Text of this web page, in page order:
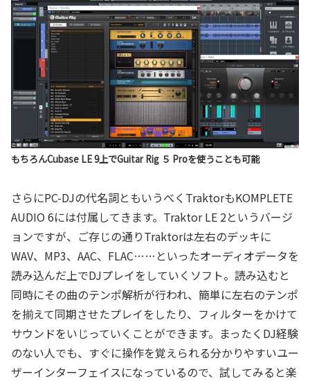
もちろんCubase LE 9上でGuitar Rig ５ Proを使うことも可能
さらにPC-DJの代名詞ともいうべくTraktorもKOMPLETE
AUDIO 6には付属してきます。Traktor LE 2というバージ
ョンですが、ご存じの通りTraktorは左右のデッキに
WAV、MP3、AAC、FLAC……といったオーディオデータを
読み込んだ上でDJプレイをしていくソフト。読み込むと
同時にその曲のテンポ解析が行われ、簡単に左右のテンポ
を揃えて同期させたプレイをしたり、フィルターをかけて
サウンドをいじっていくことができます。まったくDJ経験
のない人でも、すぐに操作を覚えられる分かりやすいユー
ザーインターフェイスになっているので、試してみると楽